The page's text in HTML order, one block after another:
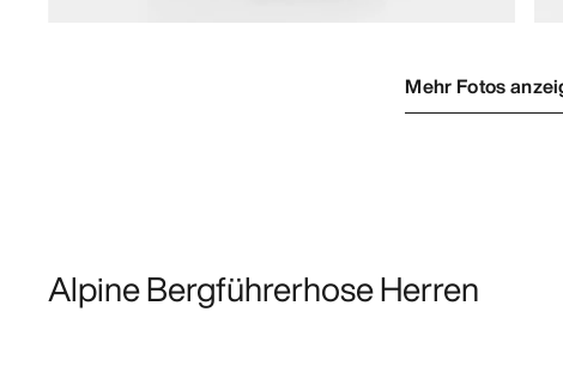
Mehr Fotos
Alpine Bergführerhose Herren